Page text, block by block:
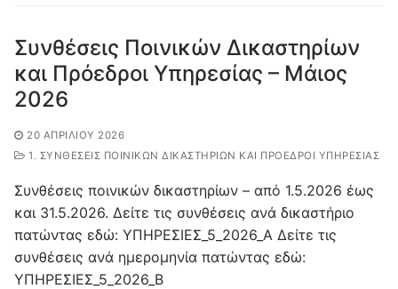
Συνθέσεις Ποινικών Δικαστηρίων
και Πρόεδροι Υπηρεσίας – Μάιος
2026
20 ΑΠΡΙΛΊΟΥ 2026
1. ΣΥΝΘΈΣΕΙΣ ΠΟΙΝΙΚΏΝ ΔΙΚΑΣΤΗΡΊΩΝ ΚΑΙ ΠΡΌΕΔΡΟΙ ΥΠΗΡΕΣΊΑΣ
Συνθέσεις ποινικών δικαστηρίων – από 1.5.2026 έως
και 31.5.2026. Δείτε τις συνθέσεις ανά δικαστήριο
πατώντας εδώ: ΥΠΗΡΕΣΙΕΣ_5_2026_A Δείτε τις
συνθέσεις ανά ημερομηνία πατώντας εδώ:
ΥΠΗΡΕΣΙΕΣ_5_2026_Β